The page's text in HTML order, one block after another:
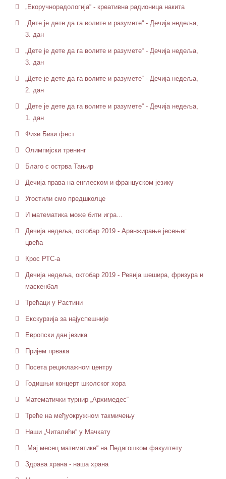
„Екоручнорадологија“ - креативна радионица накита
„Дете је дете да га волите и разумете“ - Дечија недеља,
3. дан
„Дете је дете да га волите и разумете“ - Дечија недеља,
3. дан
„Дете је дете да га волите и разумете“ - Дечија недеља,
2. дан
„Дете је дете да га волите и разумете“ - Дечија недеља,
1. дан
Физи Бизи фест
Олимпијски тренинг
Благо с острва Тањир
Дечија права на енглеском и француском језику
Угостили смо предшколце
И математика може бити игра...
Дечија недеља, октобар 2019 - Аранжирање јесењег
цвећа
Крос РТС-а
Дечија недеља, октобар 2019 - Ревија шешира, фризура и
маскенбал
Трећаци у Растини
Екскурзија за најуспешније
Европски дан језика
Пријем првака
Посета рециклажном центру
Годишњи концерт школског хора
Математички турнир „Архимедес“
Треће на међуокружном такмичењу
Наши „Читалићи“ у Мачкату
„Мај месец математике“ на Педагошком факултету
Здрава храна - наша храна